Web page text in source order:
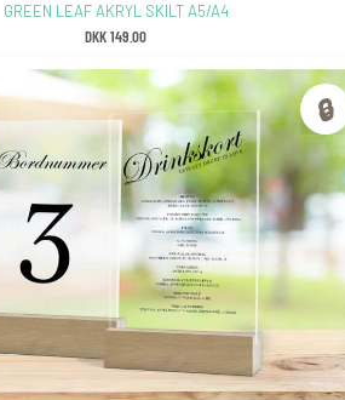
GREEN LEAF AKRYL SKILT A5/A4
DKK149.00
🔒